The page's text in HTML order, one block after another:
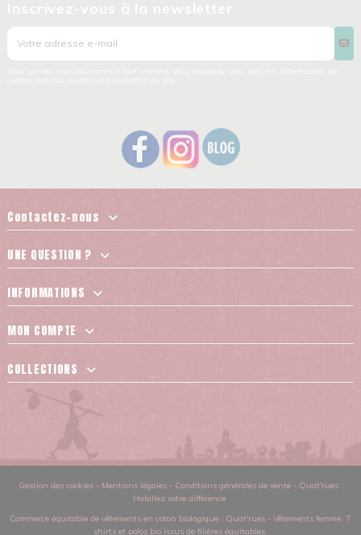
Contactez-nous
UNE QUESTION ?
INFORMATIONS
MON COMPTE
COLLECTIONS
Gestion des cookies- Mentions légales- Conditions générales de vente- Quat'rues :
Habillez votre différence
Commerce équitable de vêtements en coton biologique : Quat'rues - Vêtements femme, T
shirts et polos bio issus de filières équitables